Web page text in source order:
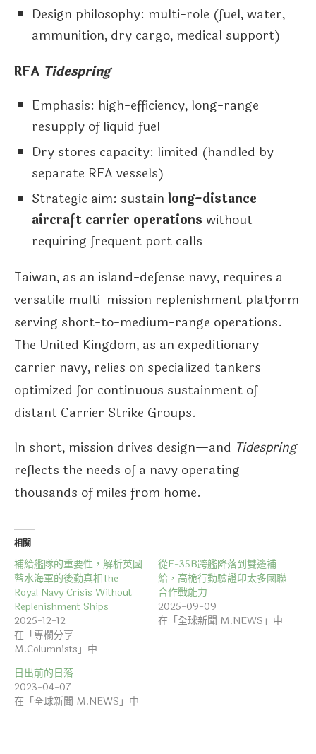
Design philosophy: multi-role (fuel, water,
ammunition, dry cargo, medical support)
RFA Tidespring
Emphasis: high-efficiency, long-range
resupply of liquid fuel
Dry stores capacity: limited (handled by
separate RFA vessels)
Strategic aim: sustain long-distance
aircraft carrier operations without
requiring frequent port calls
Taiwan, as an island-defense navy, requires a
versatile multi-mission replenishment platform
serving short-to-medium-range operations.
The United Kingdom, as an expeditionary
carrier navy, relies on specialized tankers
optimized for continuous sustainment of
distant Carrier Strike Groups.
In short, mission drives design—and Tidespring
reflects the needs of a navy operating
thousands of miles from home.
相關
補給艦隊的重要性，解析英國
藍水海軍的後勤真相The
Royal Navy Crisis Without
Replenishment Ships
2025-12-12
在「專欄分享
M.Columnists」中
從F-35B跨艦降落到雙邊補
給，高桅行動驗證印太多國聯
合作戰能力
2025-09-09
在「全球新聞 M.NEWS」中
日出前的日落
2023-04-07
在「全球新聞 M.NEWS」中